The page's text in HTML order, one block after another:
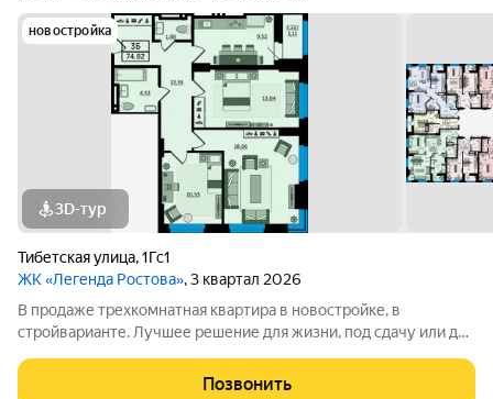
новостройка
3D-тур
Тибетская улица,1Гс1
ЖК «Легенда Ростова», 3 квартал 2026
В продаже трехкомнатная квартира в новостройке, в
стройварианте. Лучшее решение для жизни, под сдачу или для
достаточно места для хранения. Одним из главных
Позвонить